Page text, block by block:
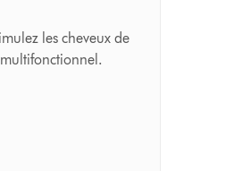
les cheveux de